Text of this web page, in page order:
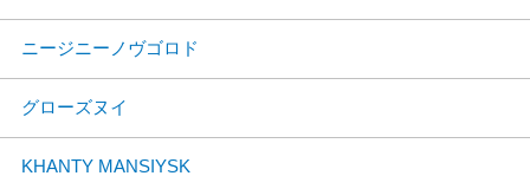
ニージニーノヴゴロド
グローズヌイ
KHANTY MANSIYSK